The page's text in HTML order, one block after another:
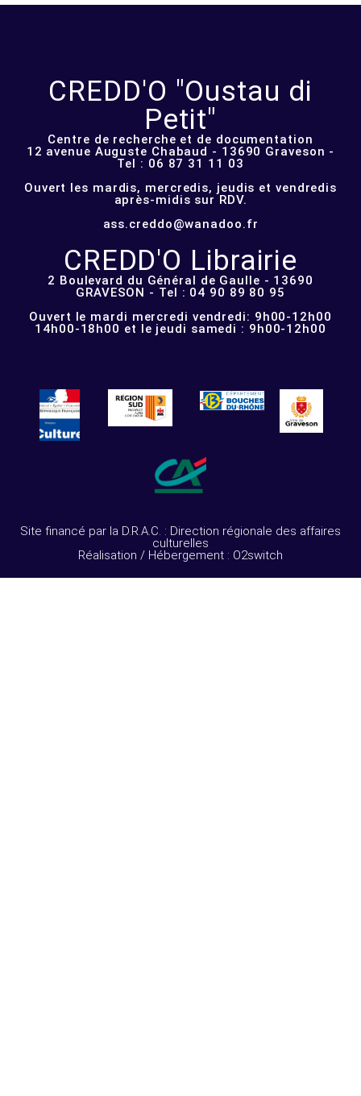
CREDD'O "Oustau di
Petit"
Centre de recherche et de documentation
12 avenue Auguste Chabaud - 13690 Graveson -
Tel : 06 87 31 11 03
Ouvert les mardis, mercredis, jeudis et vendredis
après-midis sur RDV.
ass.creddo@wanadoo.fr
CREDD'O Librairie
2 Boulevard du Général de Gaulle - 13690
GRAVESON - Tel : 04 90 89 80 95
Ouvert le mardi mercredi vendredi: 9h00-12h00
14h00-18h00 et le jeudi samedi : 9h00-12h00
Site financé par la D.R.A.C. : Direction régionale des affaires
culturelles
Réalisation / Hébergement : O2switch